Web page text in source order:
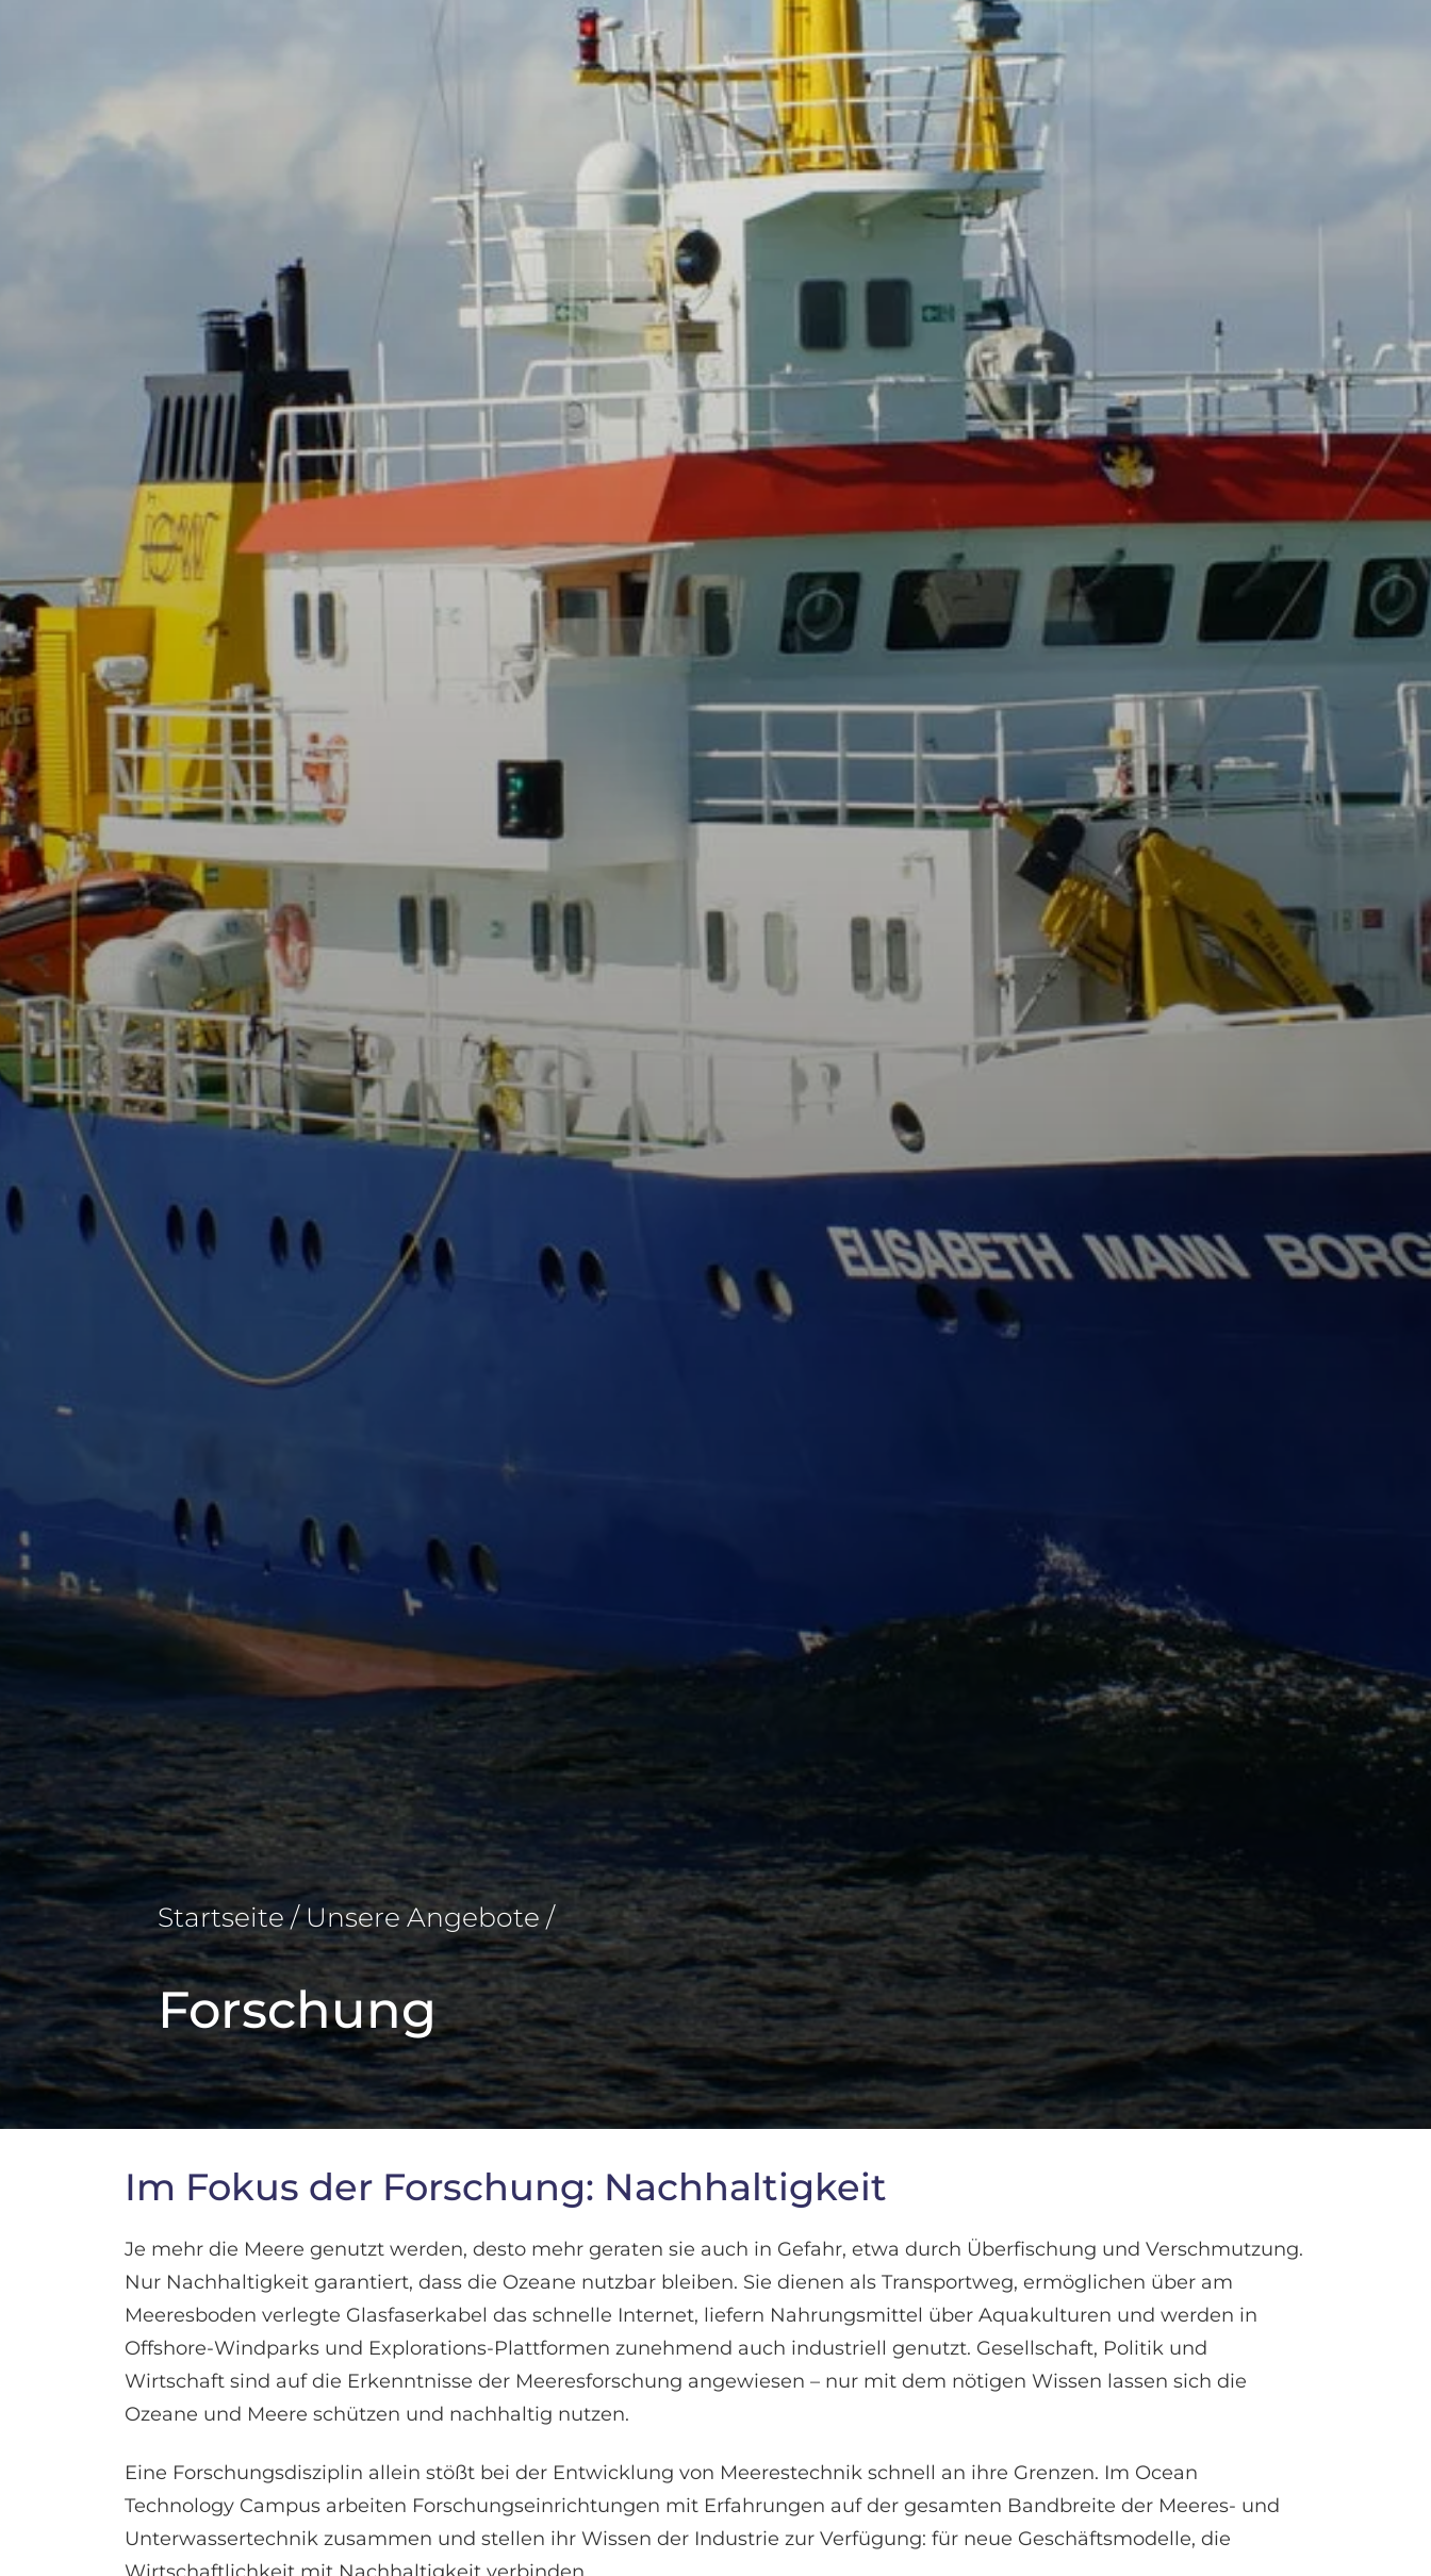
Startseite / Unsere Angebote /
Forschung
Im Fokus der Forschung: Nachhaltigkeit
Je mehr die Meere genutzt werden, desto mehr geraten sie auch in Gefahr, etwa durch Überfischung und Verschmutzung.
Nur Nachhaltigkeit garantiert, dass die Ozeane nutzbar bleiben. Sie dienen als Transportweg, ermöglichen über am
Meeresboden verlegte Glasfaserkabel das schnelle Internet, liefern Nahrungsmittel über Aquakulturen und werden in
Offshore-Windparks und Explorations-Plattformen zunehmend auch industriell genutzt. Gesellschaft, Politik und
Wirtschaft sind auf die Erkenntnisse der Meeresforschung angewiesen – nur mit dem nötigen Wissen lassen sich die
Ozeane und Meere schützen und nachhaltig nutzen.
Eine Forschungsdisziplin allein stößt bei der Entwicklung von Meerestechnik schnell an ihre Grenzen. Im Ocean
Technology Campus arbeiten Forschungseinrichtungen mit Erfahrungen auf der gesamten Bandbreite der Meeres- und
Unterwassertechnik zusammen und stellen ihr Wissen der Industrie zur Verfügung: für neue Geschäftsmodelle, die
Wirtschaftlichkeit mit Nachhaltigkeit verbinden.